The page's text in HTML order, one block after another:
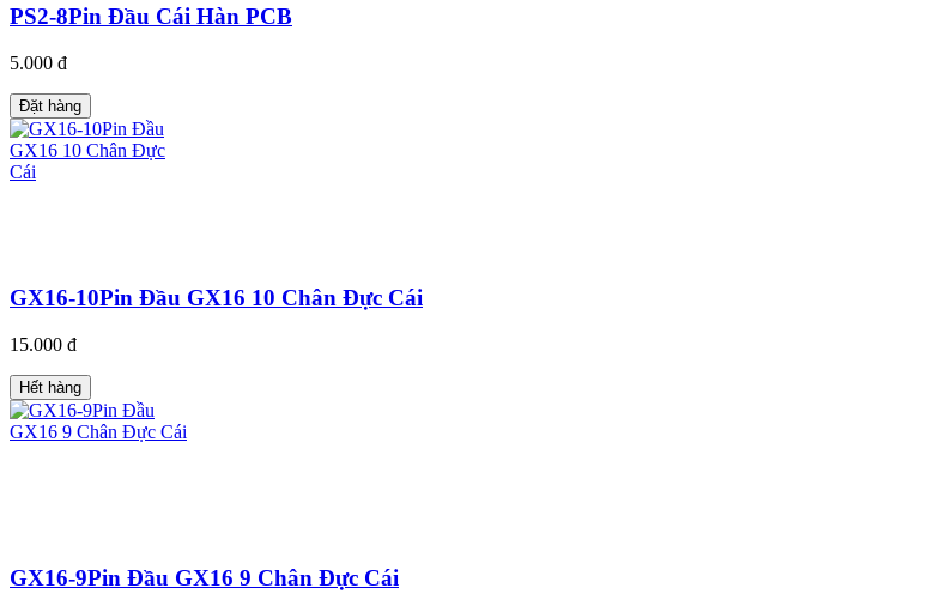
PS2-8Pin Đầu Cái Hàn PCB
5.000 đ
Đặt hàng
GX16-10Pin Đầu GX16 10 Chân Đực Cái
15.000 đ
Hết hàng
GX16-9Pin Đầu GX16 9 Chân Đực Cái